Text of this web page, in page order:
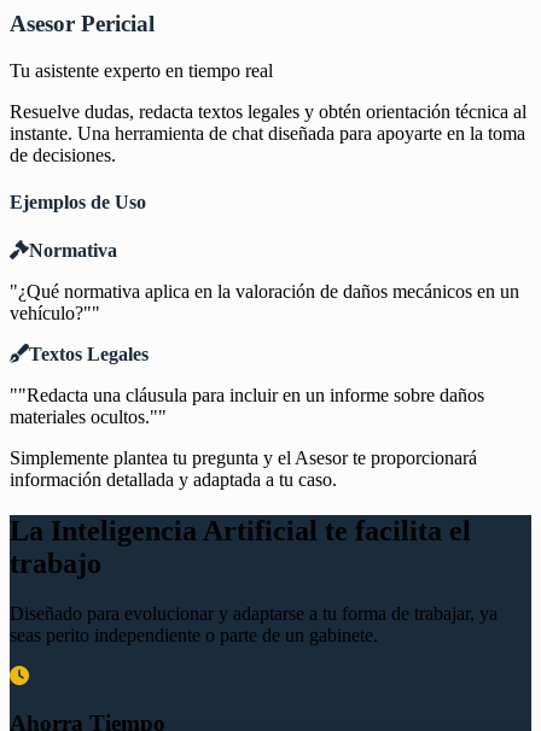
Asesor Pericial
Tu asistente experto en tiempo real
Resuelve dudas, redacta textos legales y obtén orientación técnica al
instante. Una herramienta de chat diseñada para apoyarte en la toma
de decisiones.
Ejemplos de Uso
Normativa
"¿Qué normativa aplica en la valoración de daños mecánicos en un
vehículo?""
Textos Legales
""Redacta una cláusula para incluir en un informe sobre daños
materiales ocultos.""
Simplemente plantea tu pregunta y el Asesor te proporcionará
información detallada y adaptada a tu caso.
La Inteligencia Artificial te facilita el
trabajo
Diseñado para evolucionar y adaptarse a tu forma de trabajar, ya
seas perito independiente o parte de un gabinete.
Ahorra Tiempo